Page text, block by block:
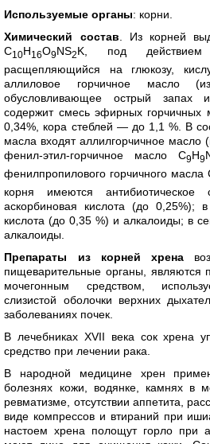
Используемые органы: корни.
Химический состав. Из корней
C10H16O9NS2K, под действием
расщепляющийся на глюкозу,
аллиловое горчичное масло
обусловливающее острый запах
содержит смесь эфирных
0,34%, кора стеблей — до 1,1 %. В
масла входят аллилгорчичное масло
фенил-этил-горчичное масло C9H9
фенилпропилового горчичного масла
корня имеются
аскорбиновая кислота (до 0,25%);
кислота (до 0,35 %) и алкалоиды; в
алкалоиды.
Препараты из корней хрена
пищеварительные органы, являются
мочегонным средством,
слизистой оболочки верхних
заболеваниях почек.
В лечебниках XVII века сок хрена
средство при лечении рака.
В народной медицине хрен
болезнях кожи, водянке, камнях в
ревматизме, отсутствии аппетита,
виде компрессов и втираний при
настоем хрена полощут горло при